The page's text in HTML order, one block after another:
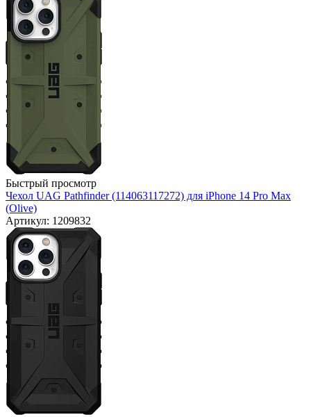
Быстрый просмотр
Чехол UAG Pathfinder (114063117272) для iPhone 14 Pro Max
(Olive)
Артикул: 1209832